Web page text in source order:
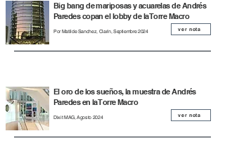
Big bang de mariposas y acuarelas de Andrés
Paredes copan el lobby de la Torre Macro
Por Matilde Sanchez, Clarín, Septiembre 2024 ver nota
El oro de los sueños, la muestra de Andrés
Paredes en la Torre Macro
Dixit MAG, Agosto 2024 ver nota